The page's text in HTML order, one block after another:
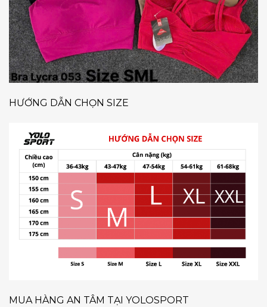
HƯỚNG DẪN CHỌN SIZE
MUA HÀNG AN TÂM TẠI YOLOSPORT